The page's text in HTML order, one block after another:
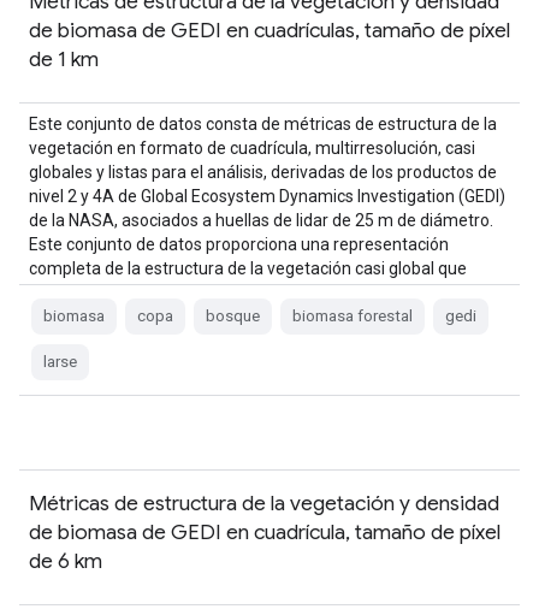
de biomasa de GEDI en cuadrículas, tamaño de píxel
de 1 km
Este conjunto de datos consta de métricas de estructura de la
vegetación en formato de cuadrícula, multirresolución, casi
globales y listas para el análisis, derivadas de los productos de
nivel 2 y 4A de Global Ecosystem Dynamics Investigation (GEDI)
de la NASA, asociados a huellas de lidar de 25 m de diámetro.
Este conjunto de datos proporciona una representación
completa de la estructura de la vegetación casi global que
biomasa copa bosque biomasa forestal gedi
larse
Métricas de estructura de la vegetación y densidad
de biomasa de GEDI en cuadrícula, tamaño de píxel
de 6 km